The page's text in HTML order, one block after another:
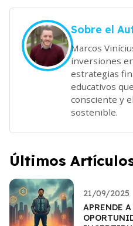
Sobre el
Marcos
inversiones
estrategias
educativos
consciente y
sostenible.
Últimos
21/09/2025
APRENDE